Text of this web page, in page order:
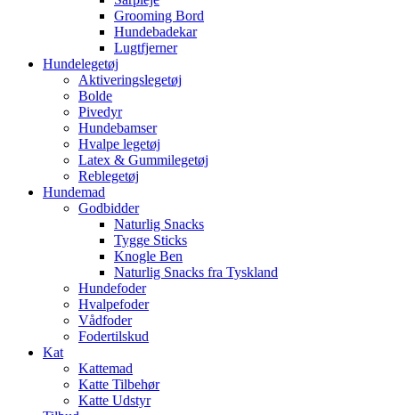
Grooming Bord
Hundebadekar
Lugtfjerner
Hundelegetøj
Aktiveringslegetøj
Bolde
Pivedyr
Hundebamser
Hvalpe legetøj
Latex & Gummilegetøj
Reblegetøj
Hundemad
Godbidder
Naturlig Snacks
Tygge Sticks
Knogle Ben
Naturlig Snacks fra Tyskland
Hundefoder
Hvalpefoder
Vådfoder
Fodertilskud
Kat
Kattemad
Katte Tilbehør
Katte Udstyr